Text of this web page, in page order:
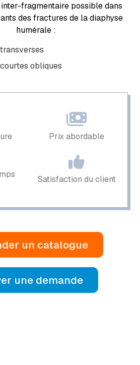
fragmentaire possible dans
des fractures de la diaphyse
humérale :
obliques
Prix ​​abordable
Satisfaction du client
un catalogue
une demande